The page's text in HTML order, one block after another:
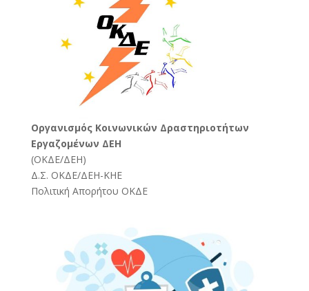
Oργανισμός Κοινωνικών Δραστηριοτήτων
Εργαζομένων ΔΕΗ
(ΟΚΔΕ/ΔΕΗ)
Δ.Σ. ΟΚΔΕ/ΔΕΗ-ΚΗΕ
Πολιτική Απορήτου ΟΚΔΕ